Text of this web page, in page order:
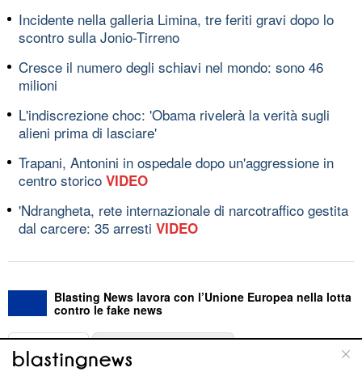
Incidente nella galleria Limina, tre feriti gravi dopo lo
scontro sulla Jonio-Tirreno
Cresce il numero degli schiavi nel mondo: sono 46
milioni
L'indiscrezione choc: 'Obama rivelerà la verità sugli
alieni prima di lasciare'
Trapani, Antonini in ospedale dopo un'aggressione in
centro storico VIDEO
'Ndrangheta, rete internazionale di narcotraffico gestita
dal carcere: 35 arresti VIDEO
Blasting News lavora con l’Unione Europea nella lotta
contro le fake news
ABOUT